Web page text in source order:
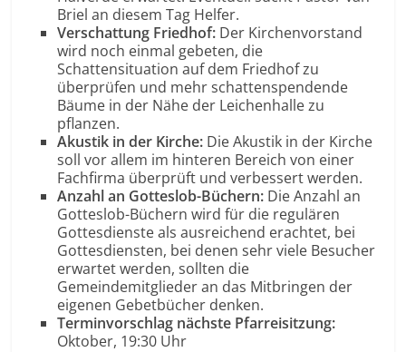
Briel an diesem Tag Helfer.
Verschattung Friedhof: Der Kirchenvorstand
wird noch einmal gebeten, die
Schattensituation auf dem Friedhof zu
überprüfen und mehr schattenspendende
Bäume in der Nähe der Leichenhalle zu
pflanzen.
Akustik in der Kirche: Die Akustik in der Kirche
soll vor allem im hinteren Bereich von einer
Fachfirma überprüft und verbessert werden.
Anzahl an Gotteslob-Büchern: Die Anzahl an
Gotteslob-Büchern wird für die regulären
Gottesdienste als ausreichend erachtet, bei
Gottesdiensten, bei denen sehr viele Besucher
erwartet werden, sollten die
Gemeindemitglieder an das Mitbringen der
eigenen Gebetbücher denken.
Terminvorschlag nächste Pfarreisitzung:
Oktober, 19:30 Uhr